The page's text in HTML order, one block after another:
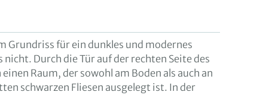
Grundriss für ein dunkles und modernes
nicht. Durch die Tür auf der rechten Seite des
Raum, der sowohl am Boden als auch an
schwarzen Fliesen ausgelegt ist. In der